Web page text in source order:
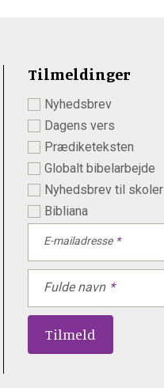
Tilmeldinger
Nyhedsbrev
Dagens vers
Prædiketeksten
Globalt bibelarbejde
Nyhedsbrev til skoler
Bibliana
E-mailadresse
Fulde navn